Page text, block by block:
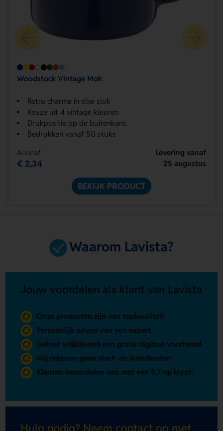
Woodstock Vintage Mok
Retro charme in elke slok
Keuze uit 4 vintage kleuren
Drukpositie op de buitenkant.
Bedrukken vanaf 50 stuks
Al vanaf
€ 2,34
Levering vanaf
25 augustus
BEKIJK PRODUCT
Waarom Lavista?
Jouw voordelen als klant van Lavista
Onze producten zijn van topkwaliteit
Persoonlijk advies van een expert
Geheel vrijblijvend een gratis digitaal voorbeeld
Wij rekenen geen start- en instelkosten
Klanten beoordelen ons met een 9.7 op kiyoh
Hulp nodig? Neem contact op met